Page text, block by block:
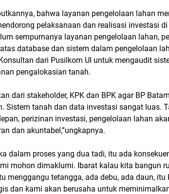
bahwa layanan pengelolaan lahan
pelaksanaan dan realisasi investasi
sempurnanya layanan pengelolaan lahan,
database dan sistem dalam pengelolaan
dari Pusilkom UI untuk mengaudit
pengalokasian tanah.
dari stakeholder, KPK dan BPK agar BP
Sistem tanah dan data investasi sangat luas.
perizinan investasi, pengelolaan lahan
dan akuntabel,”ungkapnya.
dalam proses yang dua tadi, itu ada
mohon dimaklumi. Ibarat kalau kita bangun
menggangu tetangga, ada debu, ada daun, itu
dan kami akan berusaha untuk